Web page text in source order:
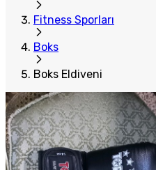
Fitness Sporları
Boks
Boks Eldiveni